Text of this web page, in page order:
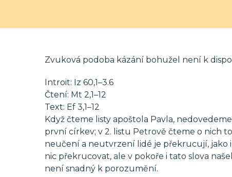
Zvuková podoba kázání bohužel není k
Introit: Iz 60,1–3.6
Čtení: Mt 2,1–12
Text: Ef 3,1–12
Když čteme listy apoštola Pavla,
první církev; v 2. listu Petrově čteme o nich
neučení a neutvrzení lidé je překrucují, jako i
nic překrucovat, ale v pokoře i tato slova
není snadný k porozumění.